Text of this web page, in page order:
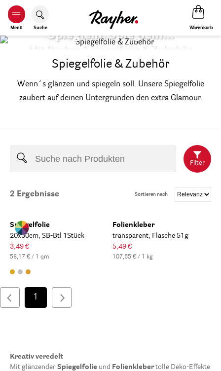
Menü Suche Warenkorb
Spieglein, Spieglein…
Mit Rayher Spiegelfolie & Zubehör.
Spiegelfolie & Zubehör
Wenn´s glänzen und spiegeln soll. Unsere Spiegelfolie
zaubert auf deinen Untergründen den extra Glamour.
Filter
2 Ergebnisse Sortieren nach
Spiegelfolie
20x30cm, SB-Btl 1Stück
3,49 €
58,17 € / 1 qm
Folienkleber
transparent, Flasche 51g
5,49 €
107,65 € / 1 kg
1
Kreativ veredelt
Mit glänzender Spiegelfolie und Folienklebertolle Deko-Effekte